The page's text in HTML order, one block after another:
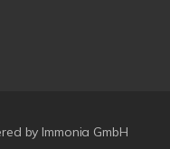
by Immonia GmbH